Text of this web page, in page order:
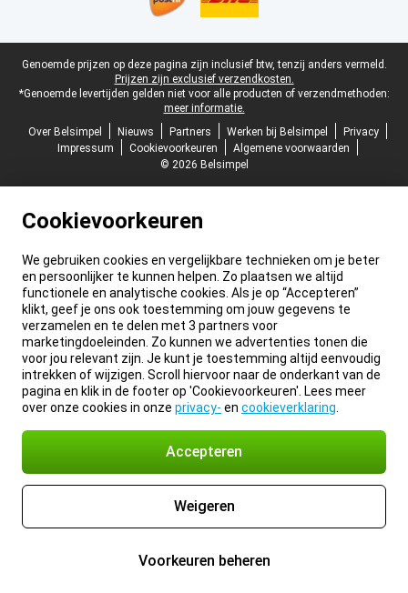
Juridische voettekst
Genoemde prijzen op deze pagina zijn inclusief btw, tenzij anders vermeld.
Prijzen zijn exclusief verzendkosten.
*Genoemde levertijden gelden niet voor alle producten of verzendmethoden:
meer informatie.
Over Belsimpel
Nieuws Partners Werken bij Belsimpel
Privacy
Impressum
Cookievoorkeuren
Algemene voorwaarden
© 2026 Belsimpel
Cookievoorkeuren
We gebruiken cookies en vergelijkbare technieken om je beter
en persoonlijker te kunnen helpen. Zo plaatsen we altijd
functionele en analytische cookies. Als je op “Accepteren”
klikt, geef je ons ook toestemming om jouw gegevens te
verzamelen en te delen met 3 partners voor
marketingdoeleinden. Zo kunnen we advertenties tonen die
voor jou relevant zijn. Je kunt je toestemming altijd eenvoudig
intrekken of wijzigen. Scroll hiervoor naar de onderkant van de
pagina en klik in de footer op 'Cookievoorkeuren'. Lees meer
over onze cookies in onze privacy- en cookieverklaring
Accepteren
Weigeren
Voorkeuren beheren